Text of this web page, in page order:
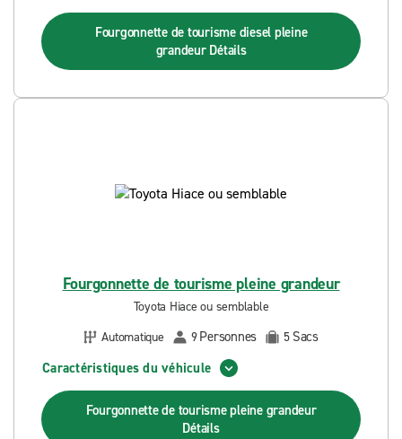
Fourgonnette de tourisme diesel pleine
grandeur Détails
Fourgonnette de tourisme pleine grandeur
Toyota Hiace ou semblable
Automatique
9Personnes 5 Sacs
Caractéristiques du véhicule
Fourgonnette de tourisme pleine grandeur
Détails